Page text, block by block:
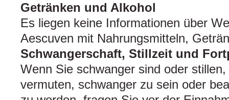
Getränken und Alkohol
Es liegen keine Informationen über
Aescuven mit Nahrungsmitteln,
Schwangerschaft, Stillzeit und
Wenn Sie schwanger sind oder
vermuten, schwanger zu sein oder